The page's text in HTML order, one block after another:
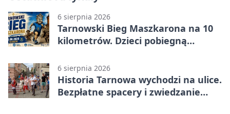
6 sierpnia 2026
Tarnowski Bieg Maszkarona na 10
kilometrów. Dzieci pobiegną
6 sierpnia 2026
Historia Tarnowa wychodzi na ulice.
Bezpłatne spacery i zwiedzanie